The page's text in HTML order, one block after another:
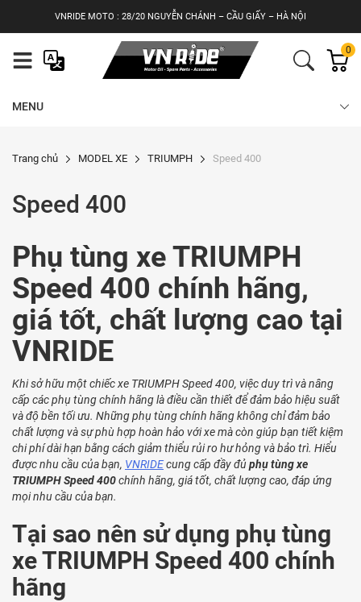
VNRIDE MOTO : 28/20 NGUYỄN CHÁNH – CẦU GIẤY – HÀ NỘI
0
MENU
Trang chủ MODEL XE TRIUMPH Speed 400
Speed 400
Phụ tùng xe TRIUMPH
Speed 400 chính hãng,
giá tốt, chất lượng cao tại
VNRIDE
Khi sở hữu một chiếc xe TRIUMPH Speed 400, việc duy trì và nâng
cấp các phụ tùng chính hãng là điều cần thiết để đảm bảo hiệu suất
và độ bền tối ưu. Những phụ tùng chính hãng không chỉ đảm bảo
chất lượng và sự phù hợp hoàn hảo với xe mà còn giúp bạn tiết kiệm
chi phí dài hạn bằng cách giảm thiểu rủi ro hư hỏng và bảo trì. Hiểu
được nhu cầu của bạn, VNRIDEcung cấp đầy đủ phụ tùng xe
TRIUMPH Speed 400chính hãng, giá tốt, chất lượng cao, đáp ứng
mọi nhu cầu của bạn.
Tại sao nên sử dụng phụ tùng
xe TRIUMPH Speed 400 chính
hãng